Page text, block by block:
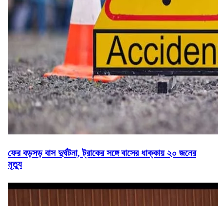
ফের বড়সড় বাস দুর্ঘটনা, ট্রাকের সঙ্গে বাসের ধাক্কায় ২০ জনের
মৃত্যু